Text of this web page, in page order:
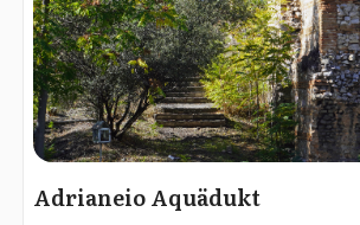
Adrianeio Aquädukt